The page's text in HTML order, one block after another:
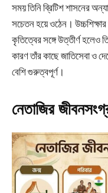
সময় তিনি ব্রিটিশ শাসনের
সচেতন হয়ে ওঠেন।
কৃতিত্বের সঙ্গে উত্তীর্ণ হলেও
কারণ তাঁর কাছে জাতিসেবা ও
বেশি গুরুত্বপূর্ণ।
নেতাজির